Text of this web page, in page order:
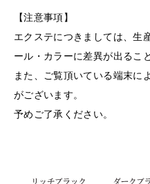
【注意事項】
エクステにつきましては、生
ール・カラーに差異が出るこ
また、ご覧頂いている端末に
がございます。
予めご了承ください。